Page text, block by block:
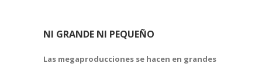
NI GRANDE NI PEQUEÑO
Las megaproducciones se hacen en grandes